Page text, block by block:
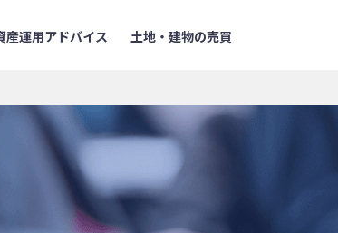
産運用アドバイス 土地・建物の売買